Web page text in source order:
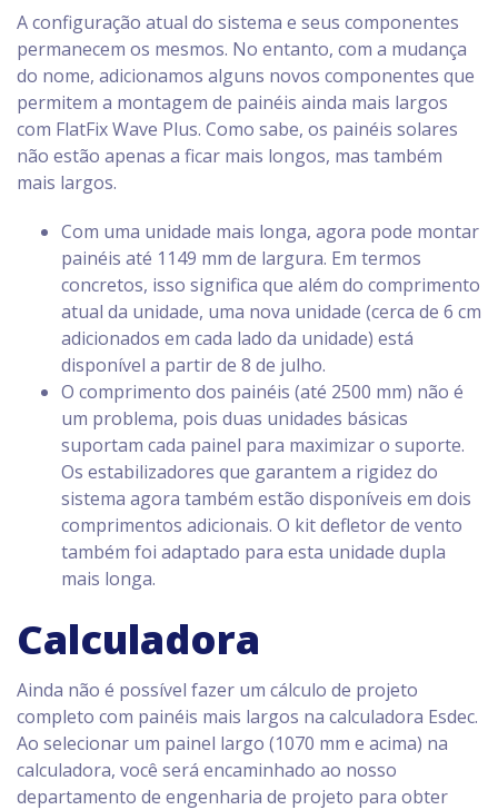
A configuração atual do sistema e seus componentes
permanecem os mesmos. No entanto, com a mudança
do nome, adicionamos alguns novos componentes que
permitem a montagem de painéis ainda mais largos
com FlatFix Wave Plus. Como sabe, os painéis solares
não estão apenas a ficar mais longos, mas também
mais largos.
Com uma unidade mais longa, agora pode montar
painéis até 1149 mm de largura. Em termos
concretos, isso significa que além do comprimento
atual da unidade, uma nova unidade (cerca de 6 cm
adicionados em cada lado da unidade) está
disponível a partir de 8 de julho.
O comprimento dos painéis (até 2500 mm) não é
um problema, pois duas unidades básicas
suportam cada painel para maximizar o suporte.
Os estabilizadores que garantem a rigidez do
sistema agora também estão disponíveis em dois
comprimentos adicionais. O kit defletor de vento
também foi adaptado para esta unidade dupla
mais longa.
Calculadora
Ainda não é possível fazer um cálculo de projeto
completo com painéis mais largos na calculadora Esdec.
Ao selecionar um painel largo (1070 mm e acima) na
calculadora, você será encaminhado ao nosso
departamento de engenharia de projeto para obter